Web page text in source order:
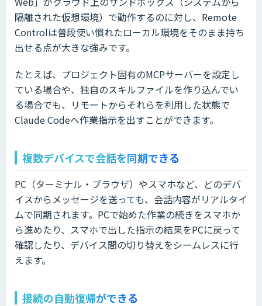
隔離された仮想環境）で動作するのに対し、Remote
Controlは普段使い慣れたローカル環境をそのまま持ち
出せる点が大きな強みです。
たとえば、プロジェクト固有のMCPサーバーを設定し
ている場合や、独自のスキルファイルを作り込んでい
る場合でも、リモートからそれらを利用した状態で
Claude Codeへ作業指示を出すことができます。
複数デバイスで会話を同期できる
PC（ターミナル・ブラウザ）やスマホなど、どのデバ
イスからメッセージを送っても、会話内容がリアルタイ
ムで同期されます。PCで始めた作業の続きをスマホか
ら進めたり、スマホで出した指示の結果をPCに戻って
確認したり、デバイス間の切り替えをシームレスに行
えます。
接続の自動復帰ができる